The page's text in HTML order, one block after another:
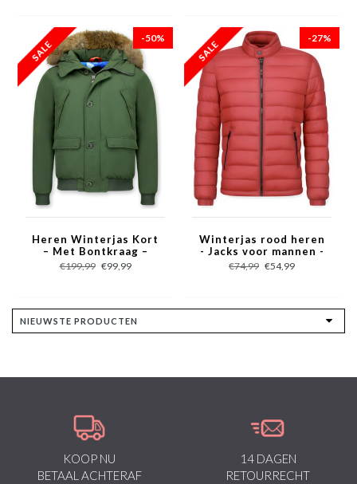
-50%
Heren Winterjas Kort
– Met Bontkraag –
Groen
€199,99 €99,99
-27%
Winterjas rood heren
- Jacks voor mannen -
PI-7027R - Rood
€74,99 €54,99
KOOP NU
BETAAL ACHTERAF
14 DAGEN
RETOURRECHT